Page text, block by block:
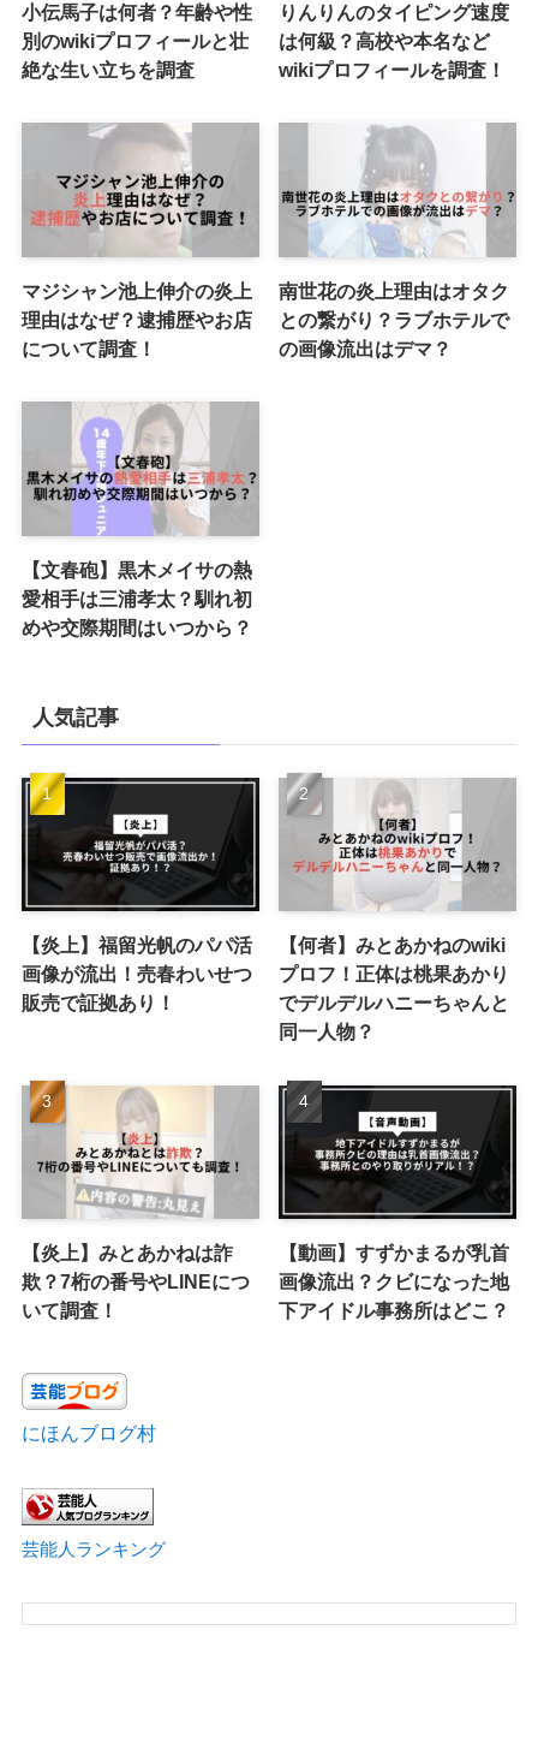
小伝馬子は何者？年齢や性
別のwikiプロフィールと壮
絶な生い立ちを調査
りんりんのタイピング速度
は何級？高校や本名など
wikiプロフィールを調査！
マジシャン池上伸介の炎上
理由はなぜ？逮捕歴やお店
について調査！
南世花の炎上理由はオタク
との繋がり？ラブホテルで
の画像流出はデマ？
【文春砲】黒木メイサの熱
愛相手は三浦孝太？馴れ初
めや交際期間はいつから？
人気記事
【炎上】福留光帆のパパ活
画像が流出！売春わいせつ
販売で証拠あり！
【何者】みとあかねのwiki
プロフ！正体は桃果あかり
でデルデルハニーちゃんと
同一人物？
【炎上】みとあかねは詐
欺？7桁の番号やLINEにつ
いて調査！
【動画】すずかまるが乳首
画像流出？クビになった地
下アイドル事務所はどこ？
にほんブログ村
芸能人ランキング